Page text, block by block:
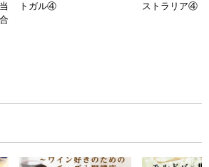
トガル④
ストラリア④